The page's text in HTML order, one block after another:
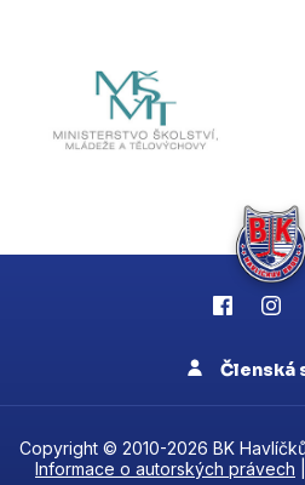
Členská
Copyright © 2010-2026 BK
Informace o autorských právech